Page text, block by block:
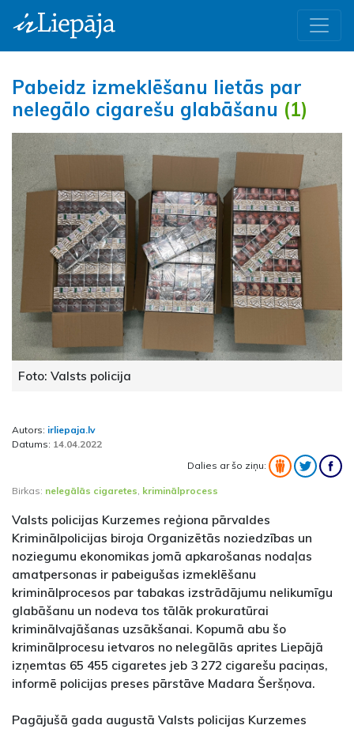
Pabeidz izmeklēšanu lietās par
nelegālo cigarešu glabāšanu (1)
Foto: Valsts policija
Autors: irliepaja.lv
Datums: 14.04.2022
Dalies ar šo ziņu:
Birkas: nelegālās cigaretes, kriminālprocess
Valsts policijas Kurzemes reģiona pārvaldes
Kriminālpolicijas biroja Organizētās noziedzības un
noziegumu ekonomikas jomā apkarošanas nodaļas
amatpersonas ir pabeigušas izmeklēšanu
kriminālprocesos par tabakas izstrādājumu nelikumīgu
glabāšanu un nodeva tos tālāk prokuratūrai
kriminālvajāšanas uzsākšanai. Kopumā abu šo
kriminālprocesu ietvaros no nelegālās aprites Liepājā
izņemtas 65 455 cigaretes jeb 3 272 cigarešu paciņas,
informē policijas preses pārstāve Madara Šeršņova.
Pagājušā gada augustā Valsts policijas Kurzemes